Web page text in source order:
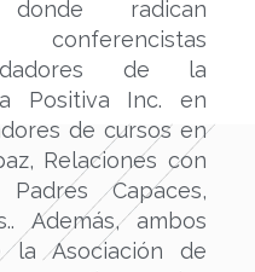
radican
conferencistas
de la
Positiva Inc. en
de cursos en
Relaciones con
Capaces,
Además, ambos
la Asociación de